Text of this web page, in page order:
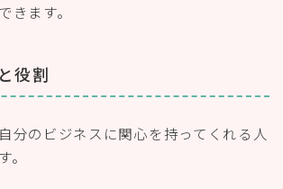
きます。
役割
分のビジネスに関心を持ってくれる人
。